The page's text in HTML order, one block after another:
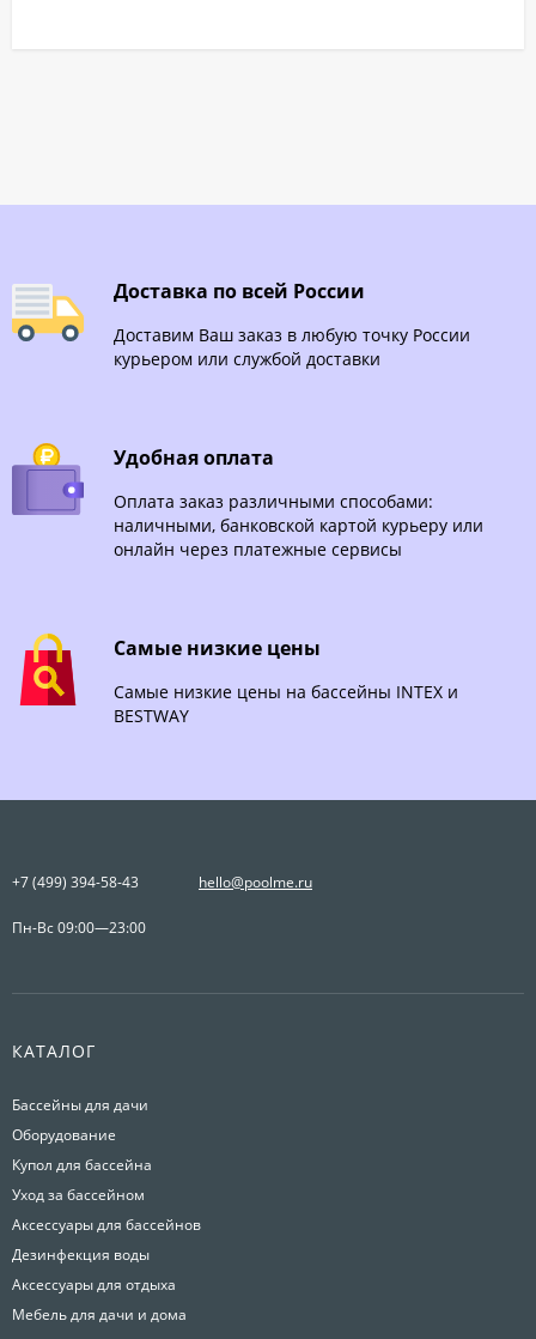
Доставка по всей России
Доставим Ваш заказ в любую точку России
курьером или службой доставки
Удобная оплата
Оплата заказ различными способами:
наличными, банковской картой курьеру или
онлайн через платежные сервисы
Самые низкие цены
Самые низкие цены на бассейны INTEX и
BESTWAY
+7 (499) 394-58-43 hello@poolme.ru
Пн-Вс 09:00—23:00
КАТАЛОГ
Бассейны для дачи
Оборудование
Купол для бассейна
Уход за бассейном
Аксессуары для бассейнов
Дезинфекция воды
Аксессуары для отдыха
Мебель для дачи и дома